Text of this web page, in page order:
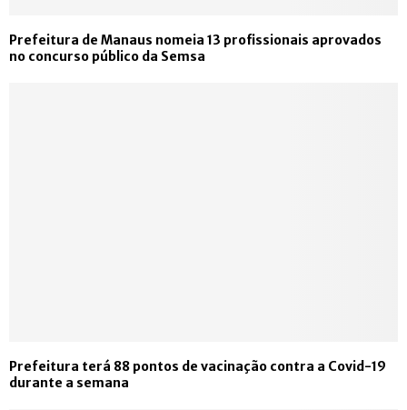
Prefeitura de Manaus nomeia 13 profissionais aprovados
no concurso público da Semsa
Prefeitura terá 88 pontos de vacinação contra a Covid-19
durante a semana